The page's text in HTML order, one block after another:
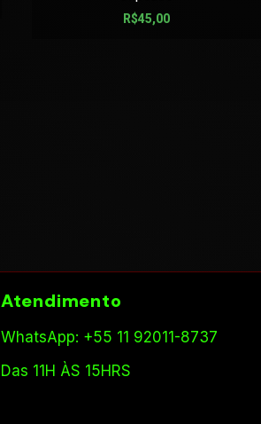
R$45,00
Atendimento
WhatsApp: +55 11 92011-8737
Das 11H ÀS 15HRS